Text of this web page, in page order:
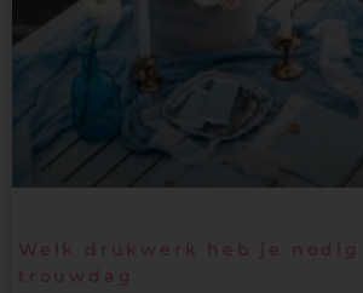
Welk drukwerk heb je nodig
trouwdag